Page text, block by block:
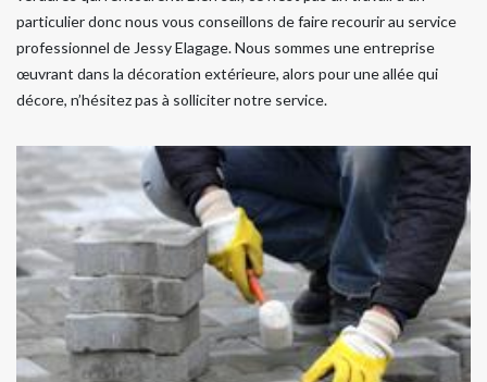
particulier donc nous vous conseillons de faire recourir au service
professionnel de Jessy Elagage. Nous sommes une entreprise
œuvrant dans la décoration extérieure, alors pour une allée qui
décore, n’hésitez pas à solliciter notre service.